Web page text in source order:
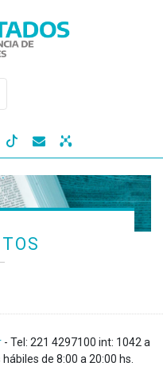
 
- Tel: 221 4297100 int: 1042 a
de 8:00 a 20:00 hs.